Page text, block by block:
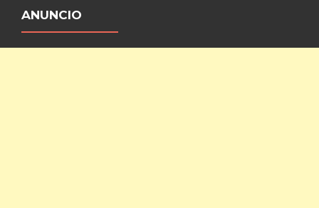
ANUNCIO